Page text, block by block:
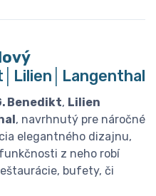
Benedikt, Lilien
, navrhnutý pre náročné
elegantného dizajnu,
z neho robí
bufety, či